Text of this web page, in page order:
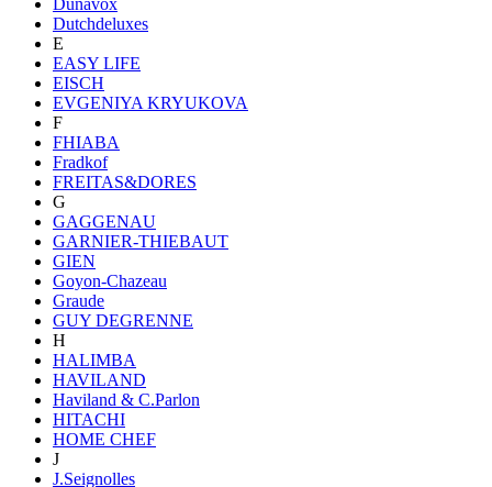
Dutchdeluxes
E
EASY LIFE
EISCH
EVGENIYA KRYUKOVA
F
FHIABA
Fradkof
FREITAS&DORES
G
GAGGENAU
GARNIER-THIEBAUT
GIEN
Goyon-Chazeau
Graude
GUY DEGRENNE
H
HALIMBA
HAVILAND
Haviland & C.Parlon
HITACHI
HOME CHEF
J
J.Seignolles